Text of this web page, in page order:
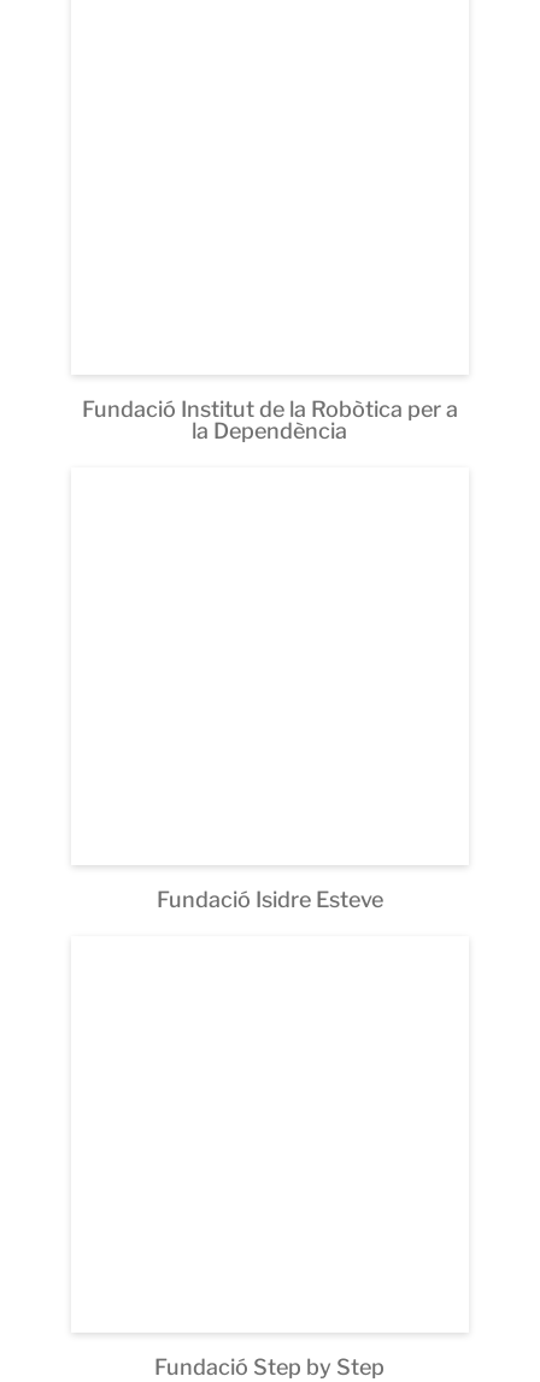
Fundació Institut de la Robòtica per a
la Dependència
Fundació Isidre Esteve
Fundació Step by Step